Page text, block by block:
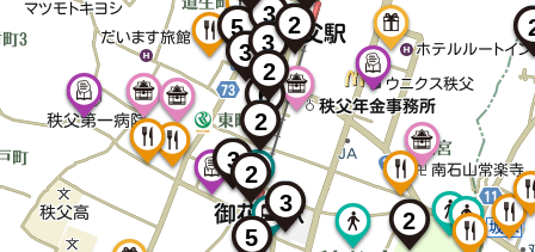
6
5
5
3
3
3 3
3
2
2
2
2
2